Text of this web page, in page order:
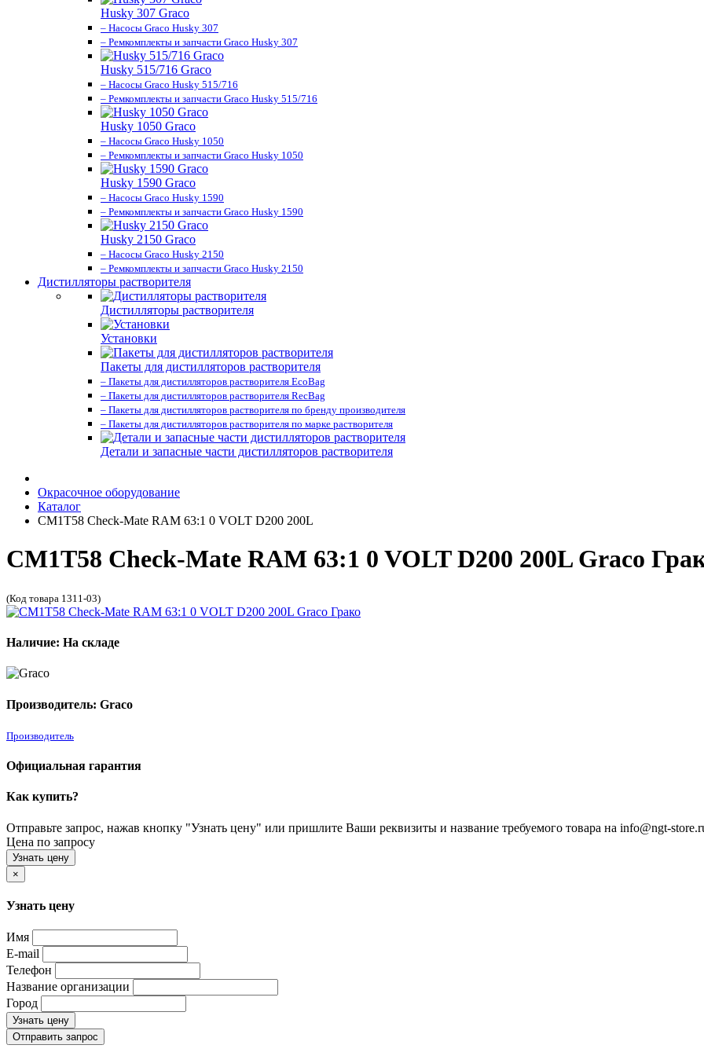
Husky 307 Graco
– Насосы Graco Husky 307
– Ремкомплекты и запчасти Graco Husky 307
Husky 515/716 Graco
– Насосы Graco Husky 515/716
– Ремкомплекты и запчасти Graco Husky 515/716
Husky 1050 Graco
– Насосы Graco Husky 1050
– Ремкомплекты и запчасти Graco Husky 1050
Husky 1590 Graco
– Насосы Graco Husky 1590
– Ремкомплекты и запчасти Graco Husky 1590
Husky 2150 Graco
– Насосы Graco Husky 2150
– Ремкомплекты и запчасти Graco Husky 2150
Дистилляторы растворителя
Дистилляторы растворителя
Установки
Пакеты для дистилляторов растворителя
– Пакеты для дистилляторов растворителя EcoBag
– Пакеты для дистилляторов растворителя RecBag
– Пакеты для дистилляторов растворителя по бренду производителя
– Пакеты для дистилляторов растворителя по марке растворителя
Детали и запасные части дистилляторов растворителя
Окрасочное оборудование
Каталог
CM1T58 Check-Mate RAM 63:1 0 VOLT D200 200L
CM1T58 Check-Mate RAM 63:1 0 VOLT D200 200L Graco
(Код товара 1311-03)
Наличие: На складе
Производитель: Graco
Производитель
Официальная гарантия
Как купить?
Отправьте запрос, нажав кнопку "Узнать цену" или пришлите Ваши реквизиты и название требуемого товара на info@ngt-
Цена по запросу
Узнать цену
×
Узнать цену
Имя
E-mail
Телефон
Название организации
Город
Узнать цену
Отправить запрос